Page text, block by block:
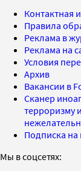
Контактная
Правила
Реклама в
Реклама на
Условия
Архив
Вакансии в
Сканер
терроризму
Подписка
Мы в соцсетях: